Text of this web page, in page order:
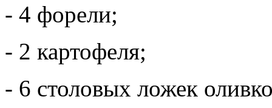
- 4 форели;
- 2 картофеля;
- 6 столовых ложек